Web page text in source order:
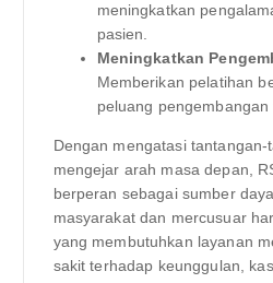
meningkatkan
pasien.
Meningkatkan
Memberikan pelatihan
peluang
Dengan mengatasi
mengejar arah masa depan,
berperan sebagai sumber
masyarakat dan mercusuar
yang membutuhkan layanan
sakit terhadap keunggulan,